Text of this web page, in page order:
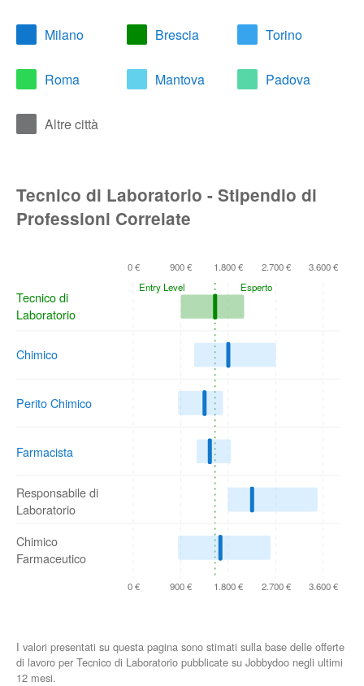
Milano Brescia Torino
Roma Mantova Padova
Altre città
Tecnico di Laboratorio - Stipendio di
Professioni Correlate
Tecnico di
Laboratorio
Chimico
Perito Chimico
Farmacista
Responsabile di
Laboratorio
Chimico
Farmaceutico
0 € 900 € 1.800 € 2.700 € 3.600 €
0 € 900 € 1.800 € 2.700 € 3.600 €
Entry Level Esperto
I valori presentati su questa pagina sono stimati sulla base delle offerte
di lavoro per Tecnico di Laboratorio pubblicate su Jobbydoo negli ultimi
12 mesi.